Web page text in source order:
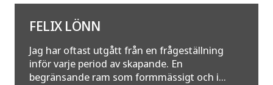
FELIX LÖNN
Jag har oftast utgått från en frågeställning
inför varje period av skapande. En
begränsande ram som formmässigt och i...